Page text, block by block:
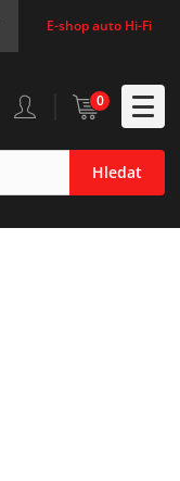
E-shop auto Hi-Fi
Hledat
0